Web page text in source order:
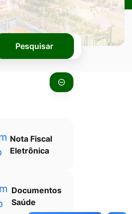
Pesquisar
Nota Fiscal
Eletrônica
Documentos
Saúde